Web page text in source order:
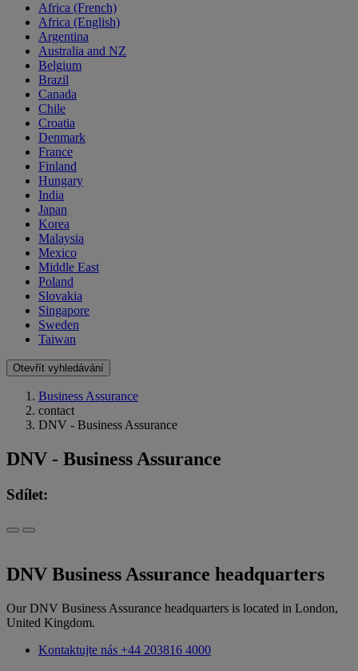
Africa (French)
Africa (English)
Argentina
Australia and NZ
Belgium
Brazil
Canada
Chile
Croatia
Denmark
France
Finland
Hungary
India
Japan
Korea
Malaysia
Mexico
Middle East
Poland
Slovakia
Singapore
Sweden
Taiwan
Otevřít vyhledávání
Business Assurance
contact
DNV - Business Assurance
DNV - Business Assurance
Sdílet:
DNV Business Assurance headquarters
Our DNV Business Assurance headquarters is located in London,
United Kingdom.
Kontaktujte nás +44 203816 4000